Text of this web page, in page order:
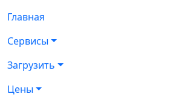
Главная
Сервисы
Загрузить
Цены